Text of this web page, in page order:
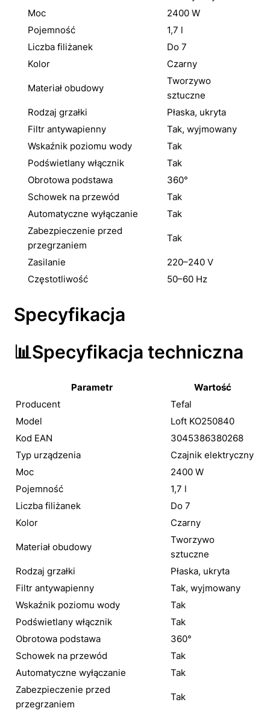
Moc
2400 W
Pojemność
1,7 l
Liczba filiżanek
Do 7
Kolor
Czarny
Materiał obudowy
Tworzywo
sztuczne
Rodzaj grzałki
Płaska, ukryta
Filtr antywapienny
Tak, wyjmowany
Wskaźnik poziomu wody
Tak
Podświetlany włącznik
Tak
Obrotowa podstawa
360°
Schowek na przewód
Tak
Automatyczne wyłączanie
Tak
Zabezpieczenie przed
przegrzaniem
Tak
Zasilanie
220–240 V
Częstotliwość
50–60 Hz
Specyfikacja
📊Specyfikacja techniczna
Parametr
Wartość
Producent
Tefal
Model
Loft KO250840
Kod EAN
3045386380268
Typ urządzenia
Czajnik elektryczny
Moc
2400 W
Pojemność
1,7 l
Liczba filiżanek
Do 7
Kolor
Czarny
Materiał obudowy
Tworzywo
sztuczne
Rodzaj grzałki
Płaska, ukryta
Filtr antywapienny
Tak, wyjmowany
Wskaźnik poziomu wody
Tak
Podświetlany włącznik
Tak
Obrotowa podstawa
360°
Schowek na przewód
Tak
Automatyczne wyłączanie
Tak
Zabezpieczenie przed
przegrzaniem
Tak